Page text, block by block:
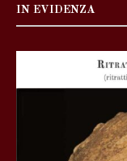
IN EVIDENZA